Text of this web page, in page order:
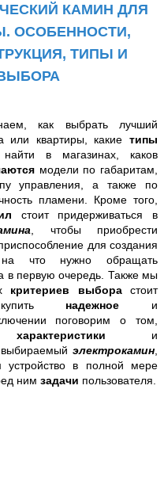
КАМИН ДЛЯ
ОСОБЕННОСТИ,
ТИПЫ И
как выбрать лучший
квартиры, какиетипы
в магазинах, каков
модели по габаритам
управления, а также по
пламени . Кроме того,
стоит придерживаться
в
, чтобы приобрести
для создания
что нужно обращать
в первую очередь. Также мы
критериев выборастоит
надежное и
поговорим о том,
характеристики и
электрокамин
устройство в полной мере
ним задачи пользователя.